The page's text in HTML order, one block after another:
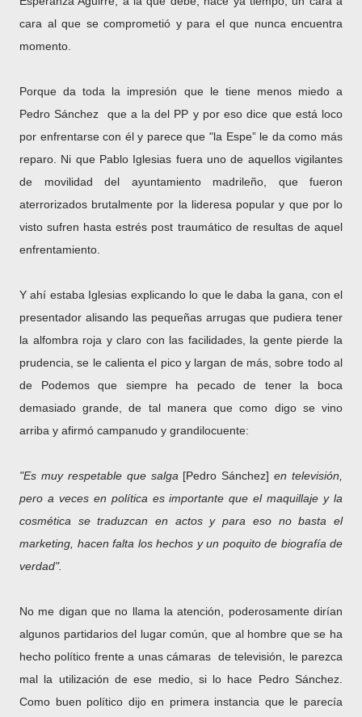
cara al que se comprometió y para el que nunca encuentra
momento.
Porque da toda la impresión que le tiene menos miedo a
Pedro Sánchez que a la del PP y por eso dice que está loco
por enfrentarse con él y parece que "la Espe” le da como más
reparo. Ni que Pablo Iglesias fuera uno de aquellos vigilantes
de movilidad del ayuntamiento madrileño, que fueron
aterrorizados brutalmente por la lideresa popular y que por lo
visto sufren hasta estrés post traumático de resultas de aquel
enfrentamiento.
Y ahí estaba Iglesias explicando lo que le daba la gana, con el
presentador alisando las pequeñas arrugas que pudiera tener
la alfombra roja y claro con las facilidades, la gente pierde la
prudencia, se le calienta el pico y largan de más, sobre todo al
de Podemos que siempre ha pecado de tener la boca
demasiado grande, de tal manera que como digo se vino
arriba y afirmó campanudo y grandilocuente:
"Es muy respetable que salga [Pedro Sánchez]en televisión,
pero a veces en política es importante que el maquillaje y la
cosmética se traduzcan en actos y para eso no basta el
marketing, hacen falta los hechos y un poquito de biografía de
verdad".
No me digan que no llama la atención, poderosamente dirían
algunos partidarios del lugar común, que al hombre que se ha
hecho político frente a unas cámaras de televisión, le parezca
mal la utilización de ese medio, si lo hace Pedro Sánchez.
Como buen político dijo en primera instancia que le parecía